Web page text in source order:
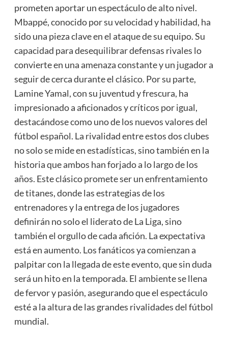
prometen aportar un espectáculo de alto nivel.
Mbappé, conocido por su velocidad y habilidad, ha
sido una pieza clave en el ataque de su equipo. Su
capacidad para desequilibrar defensas rivales lo
convierte en una amenaza constante y un jugador a
seguir de cerca durante el clásico. Por su parte,
Lamine Yamal, con su juventud y frescura, ha
impresionado a aficionados y críticos por igual,
destacándose como uno de los nuevos valores del
fútbol español. La rivalidad entre estos dos clubes
no solo se mide en estadísticas, sino también en la
historia que ambos han forjado a lo largo de los
años. Este clásico promete ser un enfrentamiento
de titanes, donde las estrategias de los
entrenadores y la entrega de los jugadores
definirán no solo el liderato de La Liga, sino
también el orgullo de cada afición. La expectativa
está en aumento. Los fanáticos ya comienzan a
palpitar con la llegada de este evento, que sin duda
será un hito en la temporada. El ambiente se llena
de fervor y pasión, asegurando que el espectáculo
esté a la altura de las grandes rivalidades del fútbol
mundial.